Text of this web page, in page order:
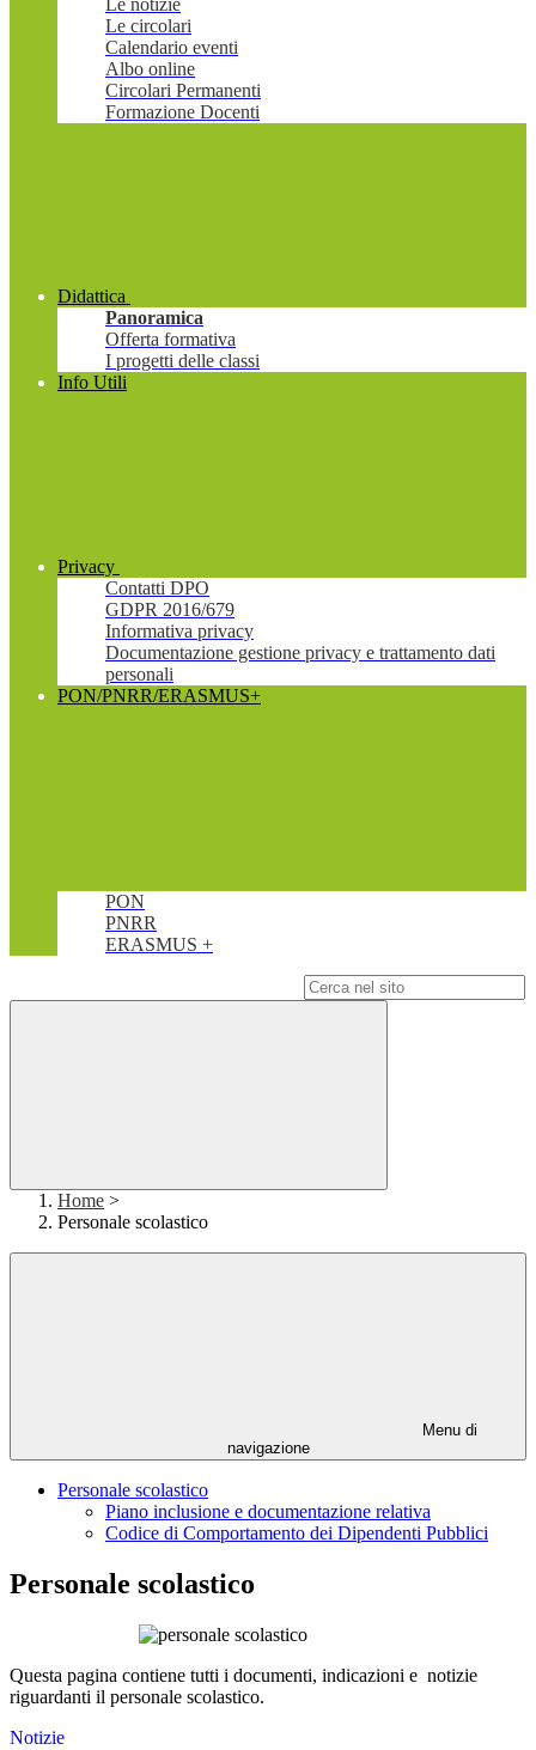
Le notizie
Le circolari
Calendario eventi
Albo online
Circolari Permanenti
Formazione Docenti
Didattica
Panoramica
Offerta formativa
I progetti delle classi
Info Utili
Privacy
Contatti DPO
GDPR 2016/679
Informativa privacy
Documentazione gestione privacy e trattamento dati
personali
PON/PNRR/ERASMUS+
PON
PNRR
ERASMUS +
Home >
Personale scolastico
Menu di
navigazione
Personale scolastico
Piano inclusione e documentazione relativa
Codice di Comportamento dei Dipendenti Pubblici
Personale scolastico
Questa pagina contiene tutti i documenti, indicazioni e notizie
riguardanti il personale scolastico.
Notizie